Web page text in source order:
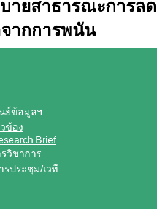
ายสาธารณะการลด
ากการพนัน
ย์ข้อมูลฯ
ข้อง
Brief
วิชาการ
รประชุม/เวที